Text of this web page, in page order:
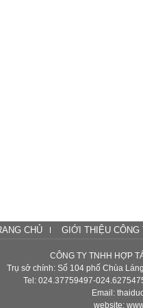
CHỦ GIỚI THIỆU CÔNG
CÔNG TY TNHH HỢP
Trụ sở chính: Số 104 phố Chùa
Tel: 024.37759497-
Email:
website: